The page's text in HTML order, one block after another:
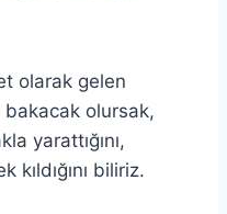
olarak gelen
bakacak olursak,
yarattığını,
biliriz.